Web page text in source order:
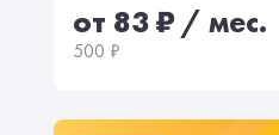
от 83₽/ мес.
500 ₽